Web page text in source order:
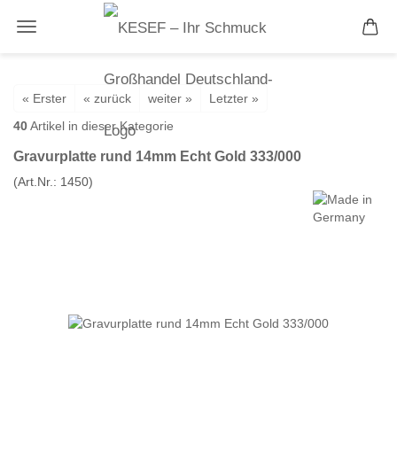
« Erster « zurück weiter »
Letzter »
40Artikel in dieser Kategorie
Gravurplatte rund 14mm Echt Gold 333/000
(Art.Nr.: 1450)